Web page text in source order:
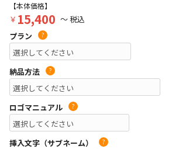
【本体価格】
￥ 15,400 ～ 税込
プラン
?
納品方法 ?
ロゴマニュアル ?
挿入文字（サブネーム） ?